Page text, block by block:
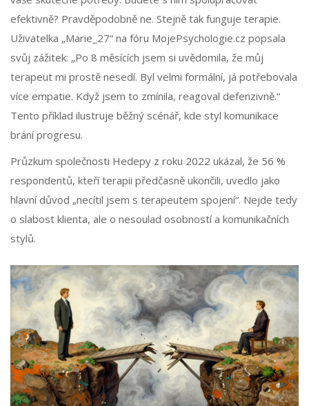
efektivně? Pravděpodobně ne. Stejně tak funguje terapie.
Uživatelka „Marie_27“ na fóru MojePsychologie.cz popsala
svůj zážitek: „Po 8 měsících jsem si uvědomila, že můj
terapeut mi prostě nesedí. Byl velmi formální, já potřebovala
více empatie. Když jsem to zmínila, reagoval defenzivně.“
Tento příklad ilustruje běžný scénář, kde styl komunikace
brání progresu.
Průzkum společnosti Hedepy z roku 2022 ukázal, že 56 %
respondentů, kteří terapii předčasně ukončili, uvedlo jako
hlavní důvod „necítil jsem s terapeutem spojení“. Nejde tedy
o slabost klienta, ale o nesoulad osobností a komunikačních
stylů.